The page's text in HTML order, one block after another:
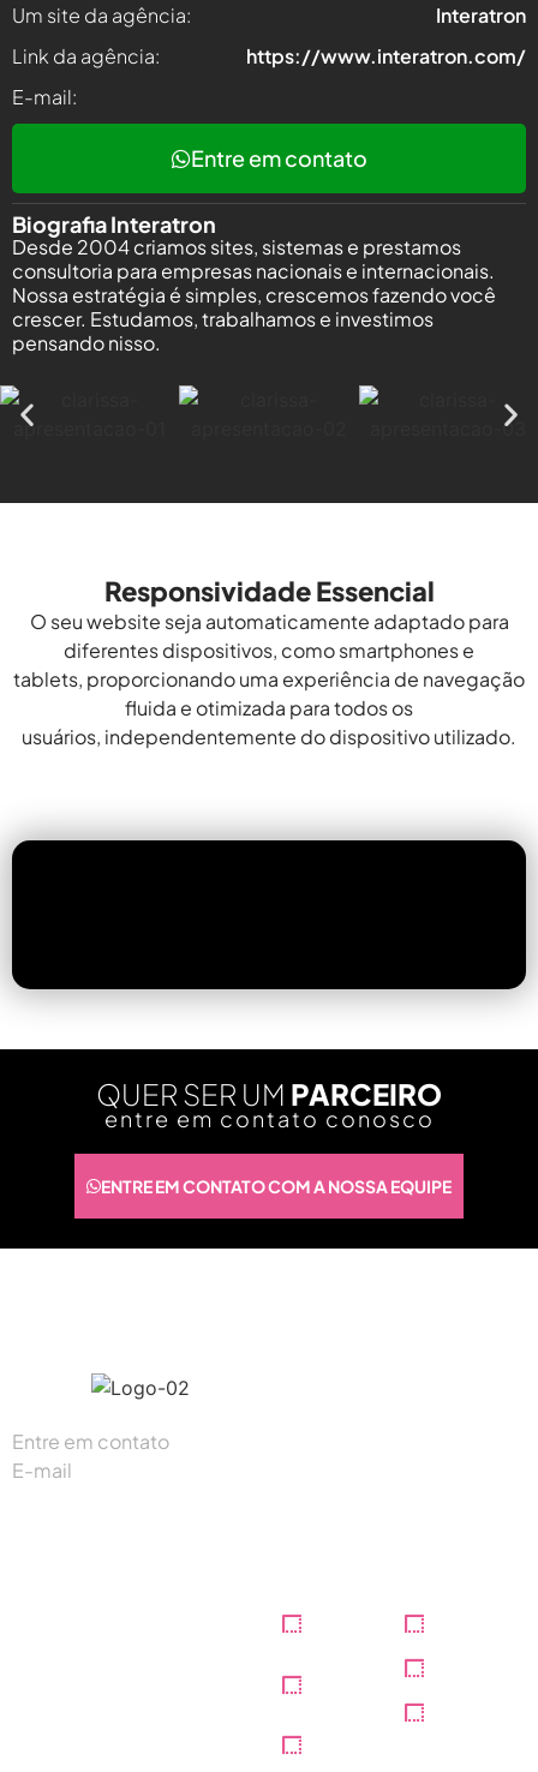
Um site da agência:
Interatron
Link da agência:
https://www.interatron.com/
E-mail:
Entre em contato
Biografia Interatron
Desde 2004 criamos sites, sistemas e prestamos
consultoria para empresas nacionais e internacionais.
Nossa estratégia é simples, crescemos fazendo você
crescer. Estudamos, trabalhamos e investimos
pensando nisso.
Responsividade Essencial
O seu website seja automaticamente adaptado para
diferentes dispositivos, como smartphones e
tablets, proporcionando uma experiência de navegação
fluida e otimizada para todos os
usuários, independentemente do dispositivo utilizado.
QUER SER UM PARCEIRO
entre em contato conosco
ENTRE EM CONTATO COM A NOSSA EQUIPE
Entre em contato
E-mail